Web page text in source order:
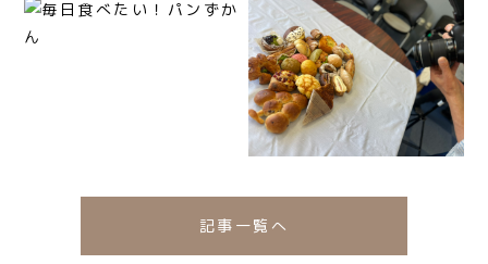
記事一覧へ